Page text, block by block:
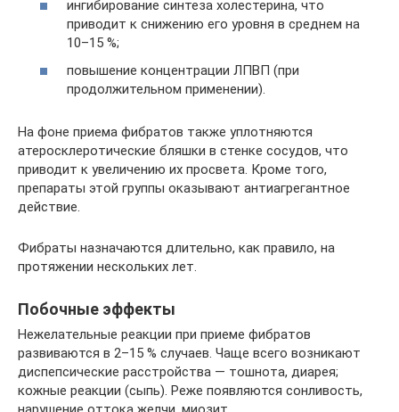
ингибирование синтеза холестерина, что
приводит к снижению его уровня в среднем на
10–15 %;
повышение концентрации ЛПВП (при
продолжительном применении).
На фоне приема фибратов также уплотняются
атеросклеротические бляшки в стенке сосудов, что
приводит к увеличению их просвета. Кроме того,
препараты этой группы оказывают антиагрегантное
действие.
Фибраты назначаются длительно, как правило, на
протяжении нескольких лет.
Побочные эффекты
Нежелательные реакции при приеме фибратов
развиваются в 2–15 % случаев. Чаще всего возникают
диспепсические расстройства — тошнота, диарея;
кожные реакции (сыпь). Реже появляются сонливость,